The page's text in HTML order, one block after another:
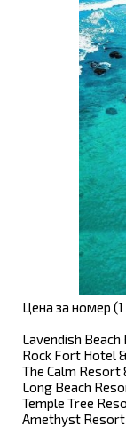
Цена за номер
Lavendish
Rock Fort Hotel
The Calm Resort
Long Beach
Temple Tree
Amethyst Resort